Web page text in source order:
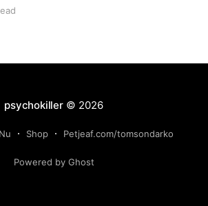
psychokiller© 2026
Nu Shop Petjeaf.com/tomsondarko
Powered by Ghost